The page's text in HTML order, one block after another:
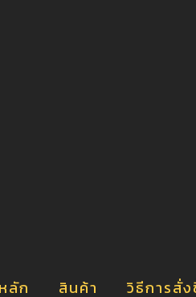
ลัก สินค้า วิธีการสั่